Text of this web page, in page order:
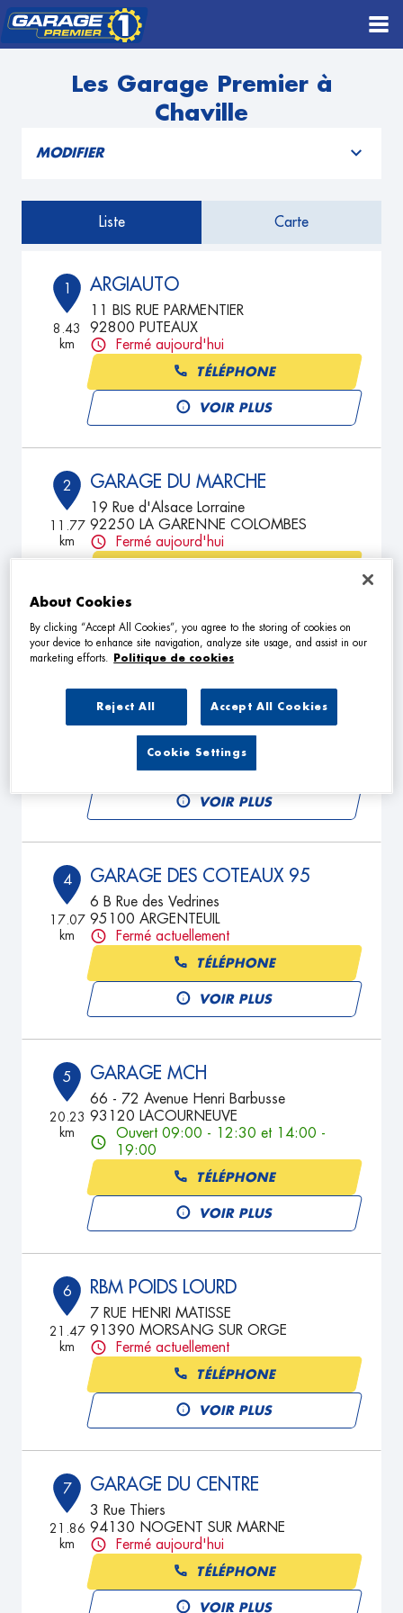
Les Garage Premier à
Chaville
MODIFIER
Liste Carte
1
8.43
km
ARGIAUTO
11 BIS RUE PARMENTIER
92800 PUTEAUX
Fermé aujourd'hui
TÉLÉPHONE
VOIR PLUS
2
11.77
km
GARAGE DU MARCHE
19 Rue d'Alsace Lorraine
92250 LA GARENNE COLOMBES
Fermé aujourd'hui
13.44
108 Boulevard Henri Barbusse
78800 HOUILLES
Fermé aujourd'hui
VOIR PLUS
4
17.07
km
GARAGE DES COTEAUX 95
6 B Rue des Vedrines
95100 ARGENTEUIL
Fermé actuellement
TÉLÉPHONE
VOIR PLUS
5
20.23
km
GARAGE MCH
66 - 72 Avenue Henri Barbusse
93120 LACOURNEUVE
Ouvert 09:00 - 12:30 et 14:00 -
19:00
TÉLÉPHONE
VOIR PLUS
6
21.47
km
RBM POIDS LOURD
7 RUE HENRI MATISSE
91390 MORSANG SUR ORGE
Fermé actuellement
TÉLÉPHONE
VOIR PLUS
7
21.86
km
GARAGE DU CENTRE
3 Rue Thiers
94130 NOGENT SUR MARNE
Fermé aujourd'hui
TÉLÉPHONE
VOIR PLUS
About Cookies
By clicking “Accept All Cookies”, you agree to the storing of cookies on
your device to enhance site navigation, analyze site usage, and assist in our
marketing efforts.
Politique de cookies
Reject All Accept All Cookies
Cookie Settings